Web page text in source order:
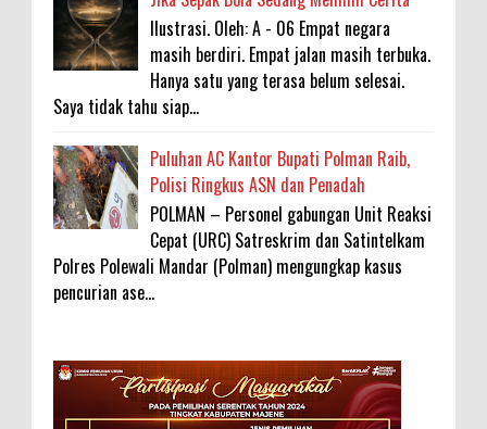
Ilustrasi. Oleh: A - 06 Empat negara
masih berdiri. Empat jalan masih terbuka.
Hanya satu yang terasa belum selesai.
Saya tidak tahu siap...
Puluhan AC Kantor Bupati Polman Raib,
Polisi Ringkus ASN dan Penadah
POLMAN – Personel gabungan Unit Reaksi
Cepat (URC) Satreskrim dan Satintelkam
Polres Polewali Mandar (Polman) mengungkap kasus
pencurian ase...